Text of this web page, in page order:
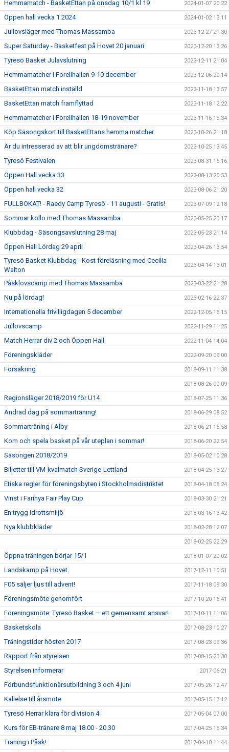
Hemmamatch - BasketEttan på onsdag 10/1 kl 19 2024-01-07 20:22
Öppen hall vecka 1 2024 2024-01-02 13:11
Jullovsläger med Thomas Massamba 2023-12-27 21:30
Super Saturday - Basketfest på Hovet 20 januari 2023-12-20 13:26
Tyresö Basket Julavslutning 2023-12-11 21:04
Hemmamatcher i Forellhallen 9-10 december 2023-12-06 20:14
BasketEttan match inställd 2023-11-18 13:57
BasketEttan match framflyttad 2023-11-18 12:22
Hemmamatcher i Forellhallen 18-19 november 2023-11-16 15:34
Köp Säsongskort till BasketEttans hemma matcher 2023-10-26 21:18
Är du intresserad av att blir ungdomstränare? 2023-10-25 13:45
Tyresö Festivalen 2023-08-31 15:16
Öppen Hall vecka 33 2023-08-13 20:53
Öppen hall vecka 32 2023-08-06 21:20
FULLBOKAT! - Raedy Camp Tyresö - 11 augusti - Gratis! 2023-07-09 12:18
Sommar kollo med Thomas Massamba 2023-05-25 20:17
Klubbdag - Säsongsavslutning 28 maj 2023-05-23 21:14
Öppen Hall Lördag 29 april 2023-04-26 13:54
Tyresö Basket Klubbdag - Kost föreläsning med Cecilia
Walton
2023-04-14 13:01
Påsklovscamp med Thomas Massamba 2023-03-22 21:28
Nu på lördag! 2023-02-16 22:37
Internationella frivilligdagen 5 december 2022-12-05 16:15
Jullovscamp 2022-11-29 11:25
Match Herrar div 2 och Öppen Hall 2022-11-04 14:04
Föreningskläder 2022-09-20 09:00
Försäkring 2018-09-11 11:38
2018-08-26 00:09
Regionsläger 2018/2019 för U14 2018-07-25 11:36
Ändrad dag på sommarträning! 2018-06-29 08:52
Sommarträning i Alby 2018-06-21 15:58
Kom och spela basket på vår uteplan i sommar! 2018-06-20 22:54
Säsongen 2018/2019 2018-05-02 10:28
Biljetter till VM-kvalmatch Sverige-Lettland 2018-04-25 13:27
Etiska regler för föreningsbyten i Stockholmsdistriktet 2018-04-18 08:24
Vinst i Farihya Fair Play Cup 2018-03-30 21:21
En trygg idrottsmiljö 2018-03-16 13:42
Nya klubbkläder 2018-02-28 12:07
2018-02-25 22:29
Öppna träningen börjar 15/1 2018-01-07 20:02
Landskamp på Hovet 2017-12-11 10:51
F05 säljer ljus till advent! 2017-11-18 09:30
Föreningsmöte genomfört 2017-10-20 16:41
Föreningsmöte: Tyresö Basket – ett gemensamt ansvar! 2017-10-11 11:06
Basketskola 2017-08-23 10:27
Träningstider hösten 2017 2017-08-23 09:36
Rapport från styrelsen 2017-08-15 23:30
Styrelsen informerar 2017-06-21
Förbundsfunktionärsutbildning 3 och 4 juni 2017-05-26 12:47
Kallelse till årsmöte 2017-05-15 17:12
Tyresö Herrar klara för division 4 2017-05-04 07:00
Kurs för EB-tränare 8 maj 18.00 - 20.30 2017-04-25 15:34
Träning i Påsk! 2017-04-10 11:44